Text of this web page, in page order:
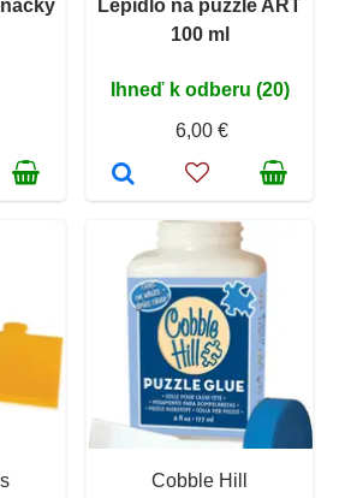
Lepidlo na puzzle ART
100 ml
Ihneď k odberu (20)
6,00 €
Cobble Hill